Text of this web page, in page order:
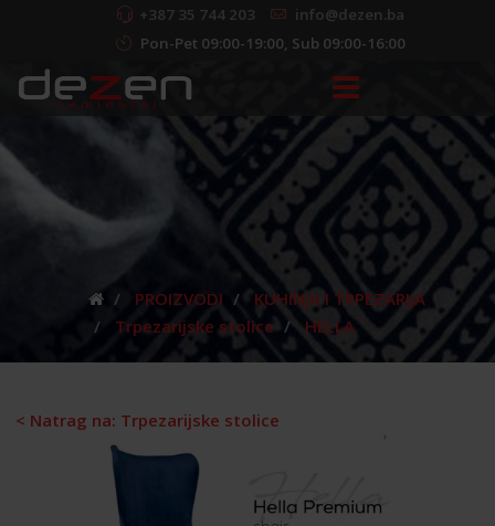
+387 35 744 203
info@dezen.ba
Pon-Pet 09:00-19:00, Sub 09:00-16:00
PROIZVODI
KUHINJA I TRPEZARIJA
Trpezarijske stolice
HELLA
< Natrag na: Trpezarijske stolice